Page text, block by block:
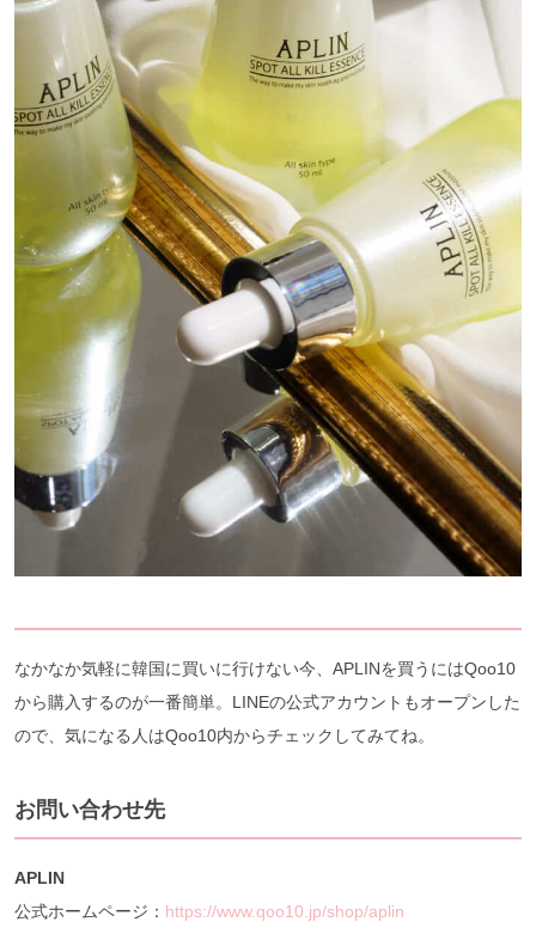
なかなか気軽に韓国に買いに行けない今、APLINを買うにはQoo10
から購入するのが一番簡単。LINEの公式アカウントもオープンした
ので、気になる人はQoo10内からチェックしてみてね。
お問い合わせ先
APLIN
公式ホームページ： https://www.qoo10.jp/shop/aplin